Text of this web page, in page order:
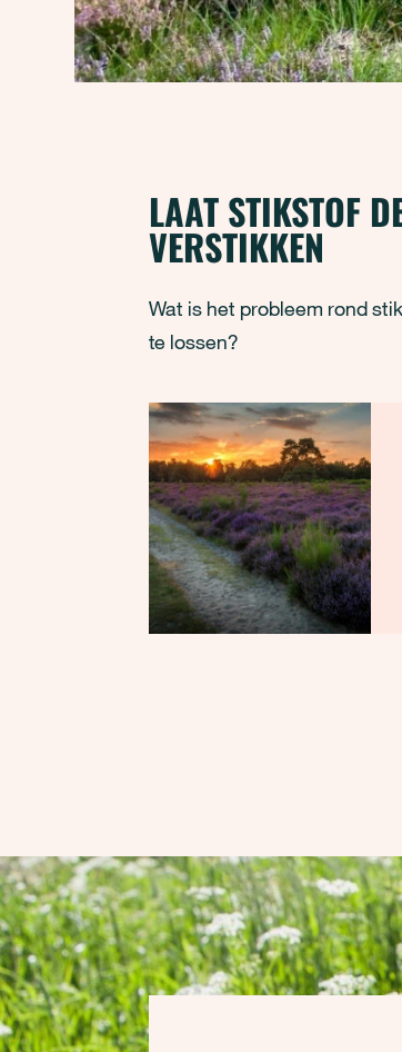
LAAT STIKSTOF
VERSTIKKEN
Wat is het probleem rond
te lossen?